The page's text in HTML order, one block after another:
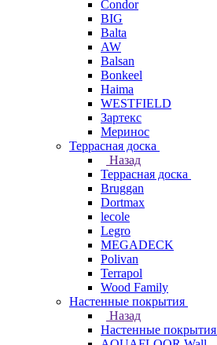
Condor
BIG
Balta
AW
Balsan
Bonkeel
Haima
WESTFIELD
Зартекс
Меринос
Террасная доска
Назад
Террасная доска
Bruggan
Dortmax
lecole
Legro
MEGADECK
Polivan
Terrapol
Wood Family
Настенные покрытия
Назад
Настенные покрытия